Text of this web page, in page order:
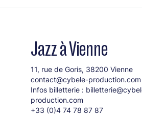
Jazz à Vienne
11, rue de Goris, 38200 Vienne
contact@cybele-production.com
Infos billetterie :
production.com
+33 (0)4 74 78 87 87